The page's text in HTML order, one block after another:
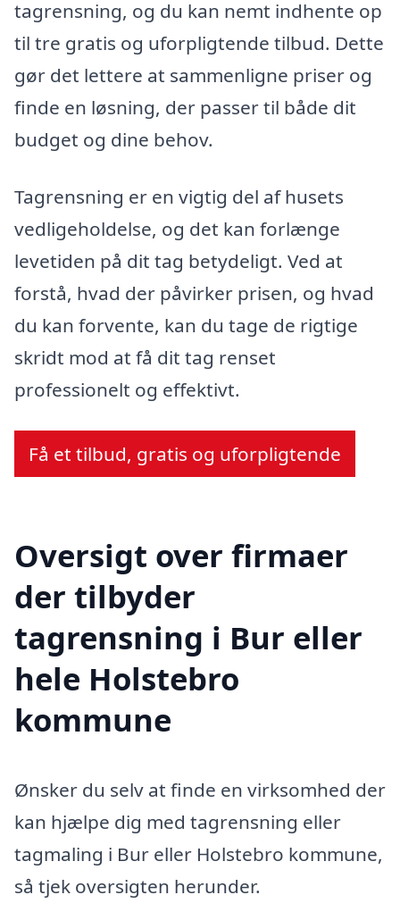
tagrensning, og du kan nemt indhente op
til tre gratis og uforpligtende tilbud. Dette
gør det lettere at sammenligne priser og
finde en løsning, der passer til både dit
budget og dine behov.
Tagrensning er en vigtig del af husets
vedligeholdelse, og det kan forlænge
levetiden på dit tag betydeligt. Ved at
forstå, hvad der påvirker prisen, og hvad
du kan forvente, kan du tage de rigtige
skridt mod at få dit tag renset
professionelt og effektivt.
Få et tilbud, gratis og uforpligtende
Oversigt over firmaer
der tilbyder
tagrensning i Bur eller
hele Holstebro
kommune
Ønsker du selv at finde en virksomhed der
kan hjælpe dig med tagrensning eller
tagmaling i Bur eller Holstebro kommune,
så tjek oversigten herunder.